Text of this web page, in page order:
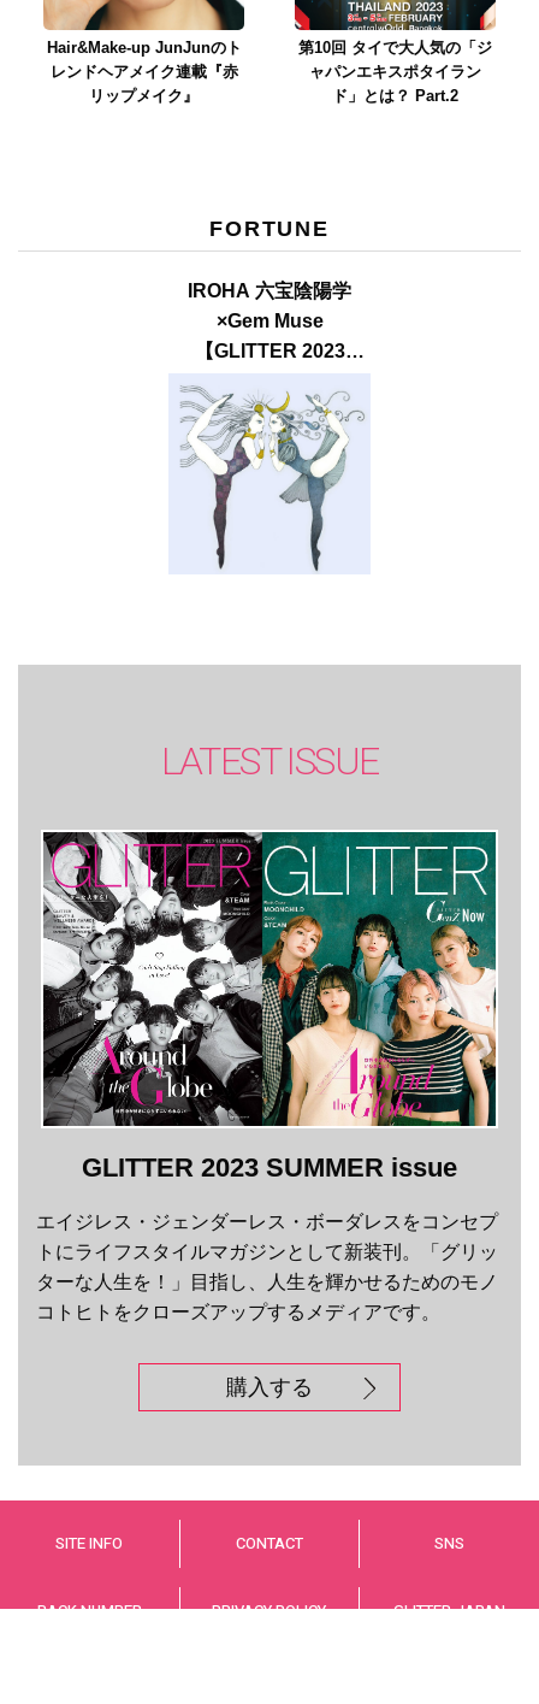
Hair&Make-up JunJunのト
レンドヘアメイク連載『赤
リップメイク』
第10回 タイで大人気の「ジ
ャパンエキスポタイラン
ド」とは？ Part.2
FORTUNE
IROHA 六宝陰陽学
×Gem Muse
【GLITTER 2023
SUMMER issue】
LATEST ISSUE
GLITTER 2023 SUMMER issue
エイジレス・ジェンダーレス・ボーダレスをコンセプ
トにライフスタイルマガジンとして新装刊。「グリッ
ターな人生を！」目指し、人生を輝かせるためのモノ
コトヒトをクローズアップするメディアです。
購入する
SITE INFO CONTACT SNS
BACK NUMBER PRIVACY POLICY GLITTER JAPAN